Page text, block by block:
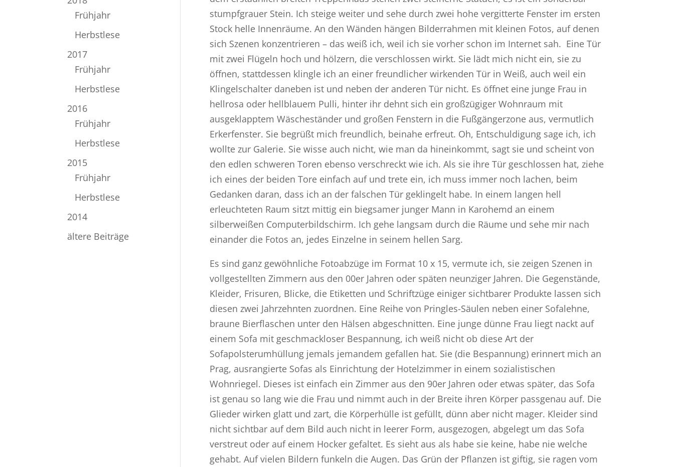
stumpfgrauer Stein. Ich steige weiter und sehe durch zwei hohe vergitterte Fenster im ersten
Stock helle Innenräume. An den Wänden hängen Bilderrahmen mit kleinen Fotos, auf denen
sich Szenen konzentrieren – das weiß ich, weil ich sie vorher schon im Internet sah. Eine Tür
mit zwei Flügeln hoch und hölzern, die verschlossen wirkt. Sie lädt mich nicht ein, sie zu
öffnen, stattdessen klingle ich an einer freundlicher wirkenden Tür in Weiß, auch weil ein
Klingelschalter daneben ist und neben der anderen Tür nicht. Es öffnet eine junge Frau in
hellrosa oder hellblauem Pulli, hinter ihr dehnt sich ein großzügiger Wohnraum mit
ausgeklapptem Wäscheständer und großen Fenstern in die Fußgängerzone aus, vermutlich
Erkerfenster. Sie begrüßt mich freundlich, beinahe erfreut. Oh, Entschuldigung sage ich, ich
wollte zur Galerie. Sie wisse auch nicht, wie man da hineinkommt, sagt sie und scheint von
den edlen schweren Toren ebenso verschreckt wie ich. Als sie ihre Tür geschlossen hat, ziehe
ich eines der beiden Tore einfach auf und trete ein, ich muss immer noch lachen, beim
Gedanken daran, dass ich an der falschen Tür geklingelt habe. In einem langen hell
erleuchteten Raum sitzt mittig ein biegsamer junger Mann in Karohemd an einem
silberweißen Computerbildschirm. Ich gehe langsam durch die Räume und sehe mir nach
einander die Fotos an, jedes Einzelne in seinem hellen Sarg.
Es sind ganz gewöhnliche Fotoabzüge im Format 10 x 15, vermute ich, sie zeigen Szenen in
vollgestellten Zimmern aus den 00er Jahren oder späten neunziger Jahren. Die Gegenstände,
Kleider, Frisuren, Blicke, die Etiketten und Schriftzüge einiger sichtbarer Produkte lassen sich
diesen zwei Jahrzehnten zuordnen. Eine Reihe von Pringles-Säulen neben einer Sofalehne,
braune Bierflaschen unter den Hälsen abgeschnitten. Eine junge dünne Frau liegt nackt auf
einem Sofa mit geschmackloser Bespannung, ich weiß nicht ob diese Art der
Sofapolsterumhüllung jemals jemandem gefallen hat. Sie (die Bespannung) erinnert mich an
Prag, ausrangierte Sofas als Einrichtung der Hotelzimmer in einem sozialistischen
Wohnriegel. Dieses ist einfach ein Zimmer aus den 90er Jahren oder etwas später, das Sofa
ist genau so lang wie die Frau und nimmt auch in der Breite ihren Körper passgenau auf. Die
Glieder wirken glatt und zart, die Körperhülle ist gefüllt, dünn aber nicht mager. Kleider sind
nicht sichtbar auf dem Bild auch nicht in leerer Form, ausgezogen, abgelegt um das Sofa
verstreut oder auf einem Hocker gefaltet. Es sieht aus als habe sie keine, habe nie welche
gehabt. Auf vielen Bildern funkeln die Augen. Das Grün der Pflanzen ist giftig, sie ragen vom
Frühjahr
Herbstlese
2017
Frühjahr
Herbstlese
2016
Frühjahr
Herbstlese
2015
Frühjahr
Herbstlese
2014
ältere Beiträge